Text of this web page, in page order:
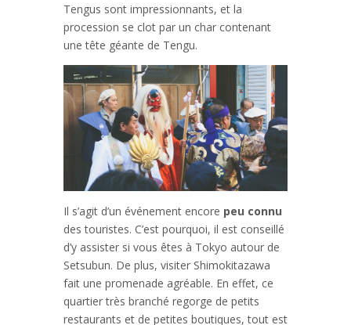
Tengus sont impressionnants, et la
procession se clot par un char contenant
une tête géante de Tengu.
Il s’agit d’un événement encore peu connu
des touristes. C’est pourquoi, il est conseillé
d’y assister si vous êtes à Tokyo autour de
Setsubun. De plus, visiter Shimokitazawa
fait une promenade agréable. En effet, ce
quartier très branché regorge de petits
restaurants et de petites boutiques, tout est